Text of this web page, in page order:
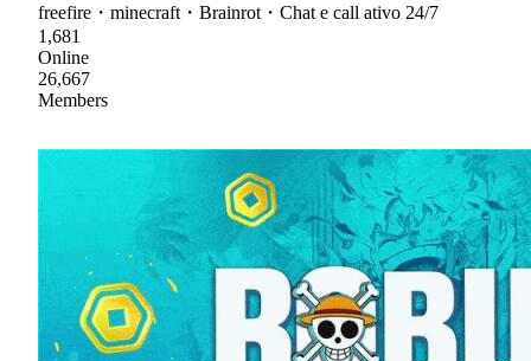
freefire・minecraft・Brainrot・Chat e call ativo 24/7
1,681
Online
26,667
Members